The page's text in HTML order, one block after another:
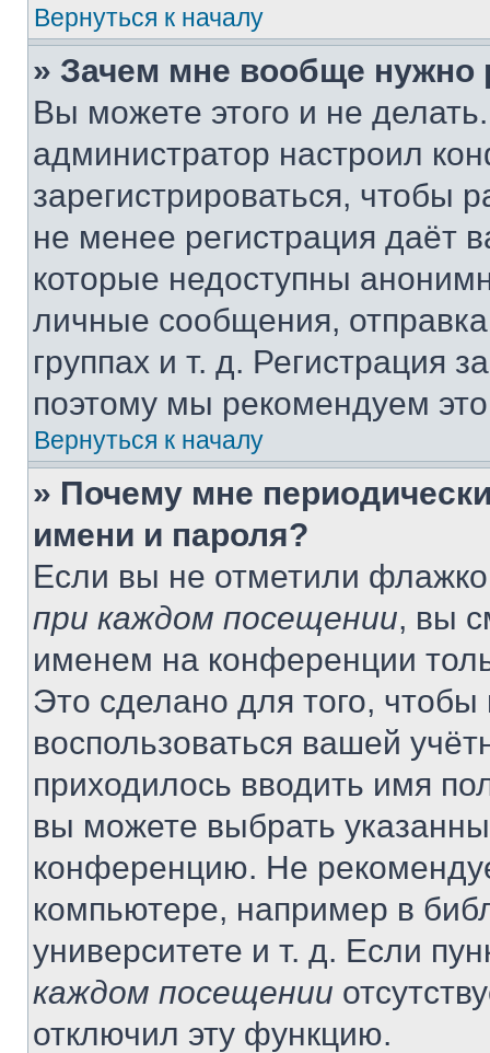
Вернуться к началу
» Зачем мне вообще нужно
Вы можете этого и не
администратор настроил
зарегистрироваться, чтобы
не менее регистрация даёт
которые недоступны
личные сообщения,
группах и т. д. Регистрация
поэтому мы рекомендуем
Вернуться к началу
» Почему мне
имени и пароля?
Если вы не отметили
при каждом посещении, вы
именем на конференции
Это сделано для того, чтобы
воспользоваться вашей
приходилось вводить имя
вы можете выбрать
конференцию. Не
компьютере, например в
университете и т. д. Если
каждом посещении
отключил эту функцию.